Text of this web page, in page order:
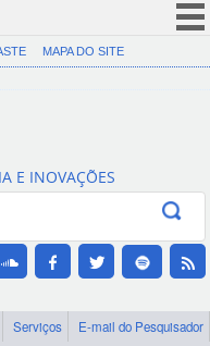
CORONAVÍRUS (COVID-19)
Canais
MAPA DO SITE
E INOVAÇÕES
Serviços
E-mail do Pesquisador